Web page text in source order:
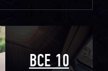
ВСЕ 10